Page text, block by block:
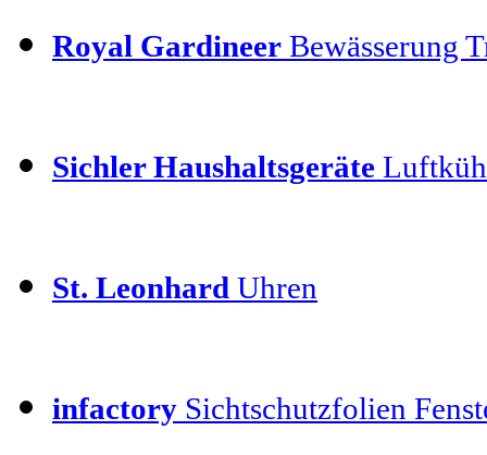
Royal Gardineer Bewässerung
Sichler Haushaltsgeräte
St. Leonhard Uhren
infactory Sichtschutzfolien